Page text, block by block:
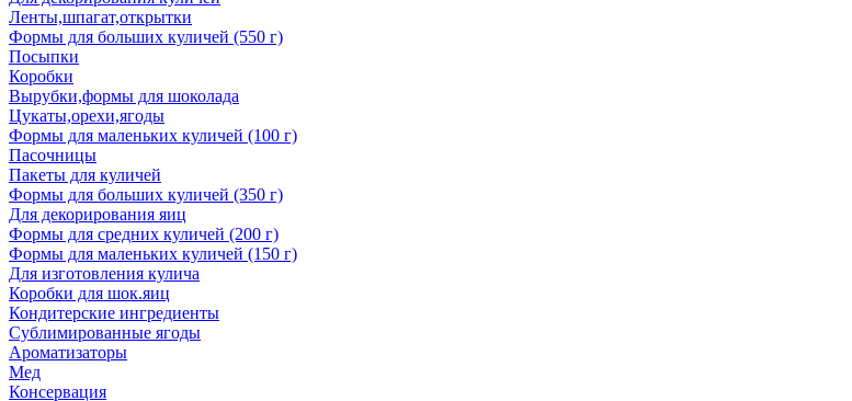
Ленты,шпагат,открытки
Формы для больших куличей (550 г)
Посыпки
Коробки
Вырубки,формы для шоколада
Цукаты,орехи,ягоды
Формы для маленьких куличей (100 г)
Пасочницы
Пакеты для куличей
Формы для больших куличей (350 г)
Для декорирования яиц
Формы для средних куличей (200 г)
Формы для маленьких куличей (150 г)
Для изготовления кулича
Коробки для шок.яиц
Кондитерские ингредиенты
Сублимированные ягоды
Ароматизаторы
Мед
Консервация